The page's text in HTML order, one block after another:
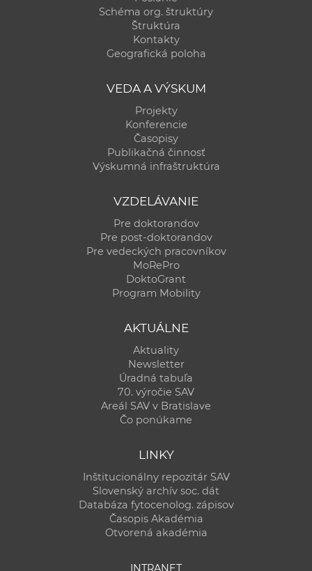
Schéma org. štruktúry
Štruktúra
Kontakty
Geografická poloha
VEDA A VÝSKUM
Projekty
Konferencie
Časopisy
Publikačná činnosť
Výskumná infraštruktúra
VZDELÁVANIE
Pre doktorandov
Pre post-doktorandov
Pre vedeckých pracovníkov
MoRePro
DoktoGrant
Program Mobility
AKTUÁLNE
Aktuality
Newsletter
Úradná tabuľa
70. výročie SAV
Areál SAV v Bratislave
Čo ponúkame
LINKY
Inštitucionálny repozitár SAV
Slovenský archív soc. dát
Databáza fytocenolog. zápisov
Časopis Akadémia
Otvorená akadémia
INTRANET